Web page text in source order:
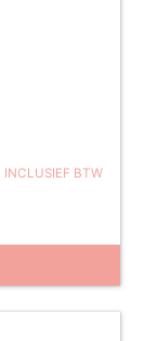
INCLUSIEF BTW